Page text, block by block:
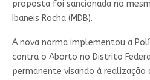
proposta foi sancionada no
Ibaneis Rocha (MDB).
A nova norma implementou a
contra o Aborto no Distrito
permanente visando à realização